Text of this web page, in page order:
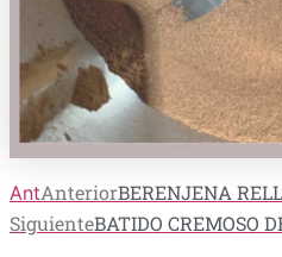
AntAnteriorBERENJENA
SiguienteBATIDO CREMOSO